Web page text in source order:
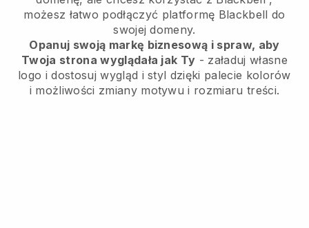
możesz łatwo podłączyć platformę Blackbell do
swojej domeny.
Opanuj swoją markę biznesową i spraw, aby
Twoja strona wyglądała jak Ty - załaduj własne
logo i dostosuj wygląd i styl dzięki palecie kolorów
i możliwości zmiany motywu i rozmiaru treści.